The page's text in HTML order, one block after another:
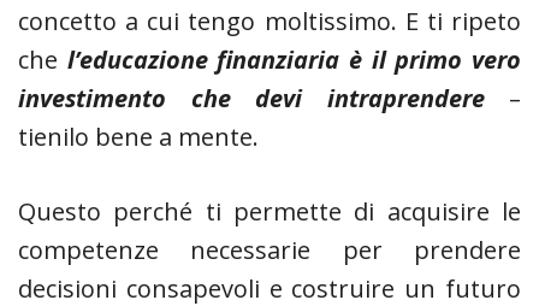
concetto a cui tengo moltissimo. E ti ripeto
che l’educazione finanziaria è il primo vero
investimento che devi intraprendere–
tienilo bene a mente.
Questo perché ti permette di acquisire le
competenze necessarie per prendere
decisioni consapevoli e costruire un futuro